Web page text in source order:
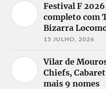
Festival F
completo com
Bizarra
15 JULHO, 2026
Vilar de
Chiefs,
mais 9 nomes